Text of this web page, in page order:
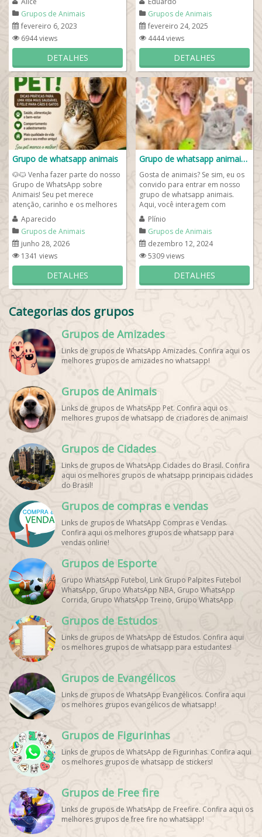
dos...
Grupos de Animais
fevereiro 6, 2023
6944 views
DETALHES
Grupos de Animais
fevereiro 24, 2025
4444 views
DETALHES
Grupo de whatsapp animais
🐶🐱 Venha fazer parte do nosso
Grupo de WhatsApp sobre
Animais! Seu pet merece
atenção, carinho e os melhores
cuidados todos os dias ❤️
Neste...
Aparecido
Grupos de Animais
junho 28, 2026
1341 views
DETALHES
Grupo de whatsapp animais🐾
Gosta de animais? Se sim, eu os
convido para entrar em nosso
grupo de whatsapp animais.
Aqui, você interagem com
pessoas que amam Pets e pode
dar dicas de como...
Plínio
Grupos de Animais
dezembro 12, 2024
5309 views
DETALHES
Categorias dos grupos
Grupos de Amizades
Links de grupos de WhatsApp Amizades. Confira aqui os
melhores grupos de amizades no whatsapp!
Grupos de Animais
Links de grupos de WhatsApp Pet. Confira aqui os
melhores grupos de whatsapp de criadores de animais!
Grupos de Cidades
Links de grupos de WhatsApp Cidades do Brasil. Confira
aqui os melhores grupos de whatsapp principais cidades
do Brasil!
Grupos de compras e vendas
Links de grupos de WhatsApp Compras e Vendas.
Confira aqui os melhores grupos de whatsapp para
vendas online!
Grupos de Esporte
Grupo WhatsApp Futebol, Link Grupo Palpites Futebol
WhatsApp, Grupo WhatsApp NBA, Grupo WhatsApp
Corrida, Grupo WhatsApp Treino, Grupo WhatsApp
WhatsApp, Grupo de Torcedores [Nome do Time]
WhatsApp, Link de Grupos de Esporte Grátis, Grupo
WhatsApp Dicas de Treino, Grupo WhatsApp Futebol Ao
Vivo. Grupo WhatsApp Esporte, Grupos de Esporte
WhatsApp Esporte, Grupo WhatsApp Futebol, Link Grupo
Palpites Futebol WhatsApp, Grupo WhatsApp NBA,
Grupos de Estudos
Links de grupos de WhatsApp de Estudos. Confira aqui
os melhores grupos de whatsapp para estudantes!
Grupos de Evangélicos
Links de grupos de WhatsApp Evangélicos. Confira aqui
os melhores grupos evangélicos de whatsapp!
Grupos de Figurinhas
Links de grupos de WhatsApp de Figurinhas. Confira aqui
os melhores grupos de whatsapp de stickers!
Grupos de Free fire
Links de grupos de WhatsApp de Freefire. Confira aqui os
melhores grupos de free fire no whatsapp!